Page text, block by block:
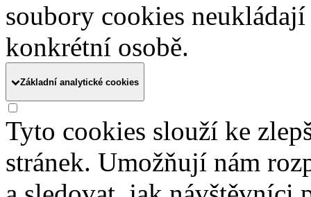
soubory cookies
konkrétní osobě.
Základní analytické cookies
Tyto cookies slouží ke
stránek. Umožňují nám